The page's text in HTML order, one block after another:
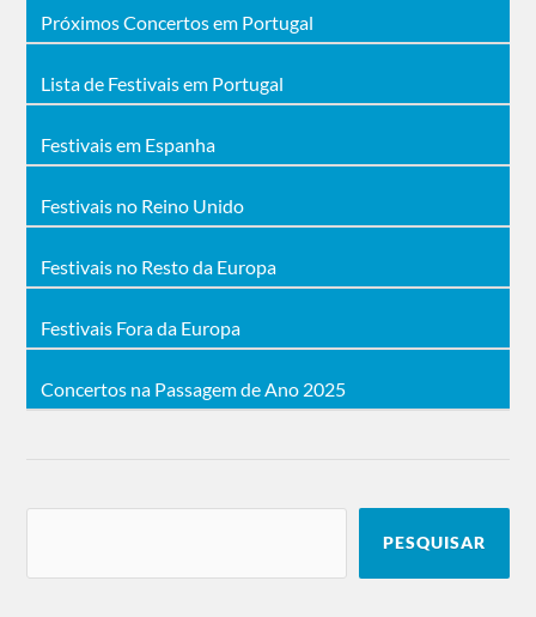
Próximos Concertos em Portugal
Lista de Festivais em Portugal
Festivais em Espanha
Festivais no Reino Unido
Festivais no Resto da Europa
Festivais Fora da Europa
Concertos na Passagem de Ano 2025
PESQUISAR